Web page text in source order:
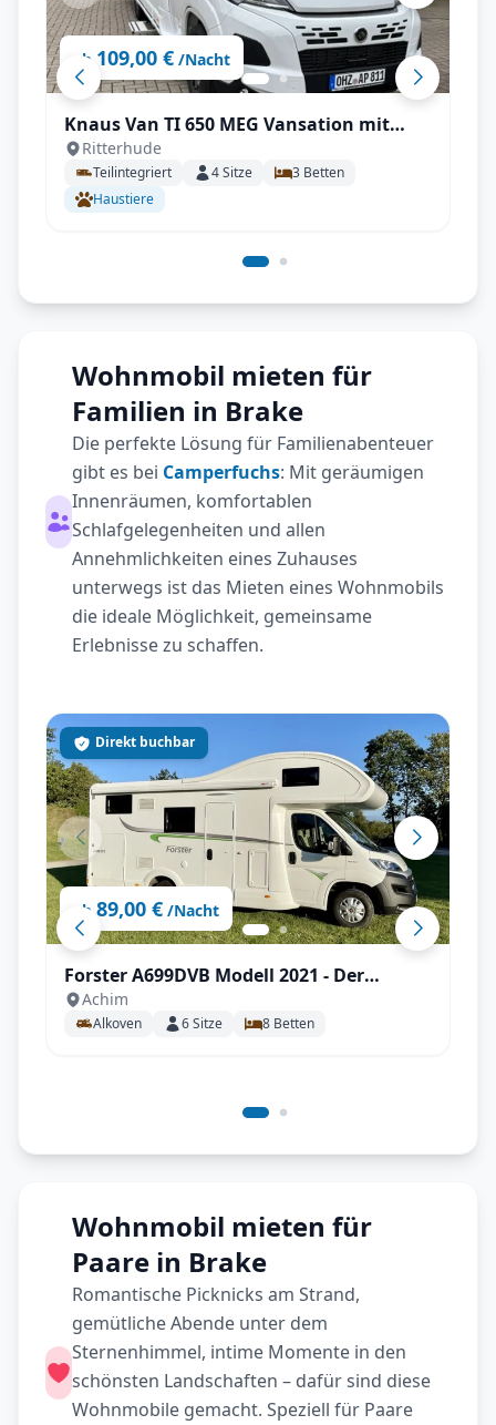
ab 109,00 € /Nacht
Knaus Van TI 650 MEG Vansation mit
Automatik
Ritterhude
Teilintegriert 4Sitze 3 Betten
Haustiere
Wohnmobil mieten für
Familien in Brake
Die perfekte Lösung für Familienabenteuer
gibt es bei Camperfuchs: Mit geräumigen
Innenräumen, komfortablen
Schlafgelegenheiten und allen
Annehmlichkeiten eines Zuhauses
unterwegs ist das Mieten eines Wohnmobils
die ideale Möglichkeit, gemeinsame
Erlebnisse zu schaffen.
ab 89,00 € /Nacht
Direkt buchbar
Forster A699DVB Modell 2021 - Der
Familienversteher
Achim
Alkoven 6Sitze 8 Betten
Wohnmobil mieten für
Paare in Brake
Romantische Picknicks am Strand,
gemütliche Abende unter dem
Sternenhimmel, intime Momente in den
schönsten Landschaften – dafür sind diese
Wohnmobile gemacht. Speziell für Paare